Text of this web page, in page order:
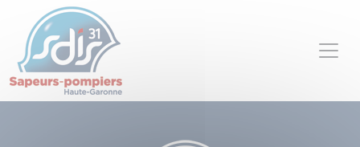
Panneau de gestion des cookies